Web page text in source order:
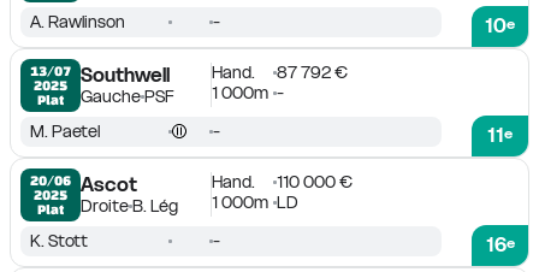
10e
A. Rawlinson -
13/07
2025
Plat
Southwell
GauchePSF
Hand.
87 792 €
1 000m -
11e
M. Paetel -
20/06
2025
Plat
Ascot
DroiteB. Lég
Hand.
110 000 €
1 000m LD
16e
K. Stott -